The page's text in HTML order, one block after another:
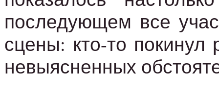
последующем все
сцены: кто-то покинул
невыясненных